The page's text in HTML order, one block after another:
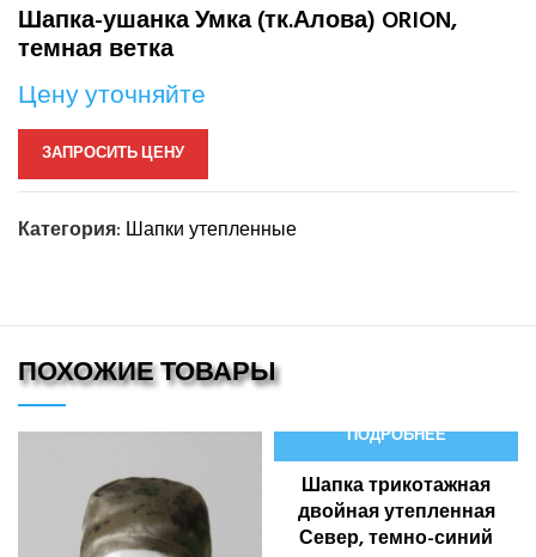
Шапка-ушанка Умка (тк.Алова) ORION,
темная ветка
Цену уточняйте
ЗАПРОСИТЬ ЦЕНУ
Категория: Шапки утепленные
ПОХОЖИЕ ТОВАРЫ
ПОДРОБНЕЕ
Шапка трикотажная
двойная утепленная
Север, темно-синий